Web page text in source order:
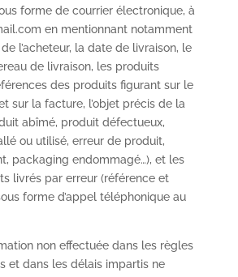
forme de courrier électronique, à
en mentionnant notamment
l’acheteur, la date de livraison, le
de livraison, les produits
des produits figurant sur le
sur la facture, l’objet précis de la
abîmé, produit défectueux,
ou utilisé, erreur de produit,
packaging endommagé…), et les
livrés par erreur (référence et
forme d’appel téléphonique au
non effectuée dans les règles
et dans les délais impartis ne